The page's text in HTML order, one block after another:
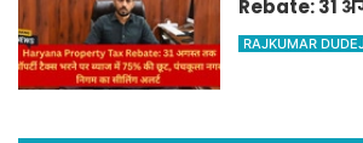
Rebate: 31
टैक्स भरने पर
RAJKUMAR